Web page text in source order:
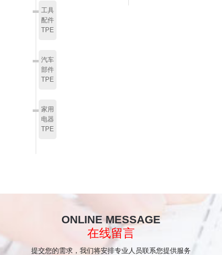
工具
配件
TPE
汽车
部件
TPE
家用
电器
TPE
ONLINE MESSAGE
在线留言
提交您的需求，我们将安排专业人员联系您提供服务